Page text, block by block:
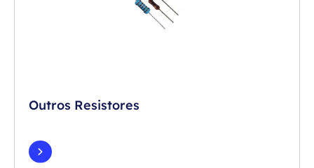
Outros Resistores